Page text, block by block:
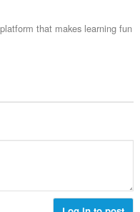
that makes learning fun